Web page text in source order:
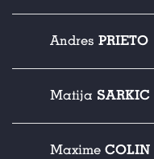
Andres PRIETO
Matija SARKIC
Maxime COLIN